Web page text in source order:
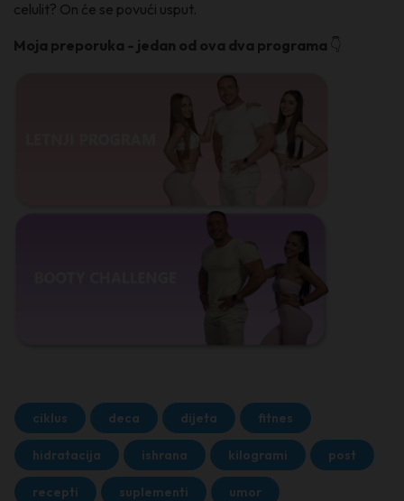
celulit? On će se povući usput.
Moja preporuka - jedan od ova dva programa
ciklus deca dijeta fitnes
hidratacija ishrana kilogrami post
recepti suplementi umor